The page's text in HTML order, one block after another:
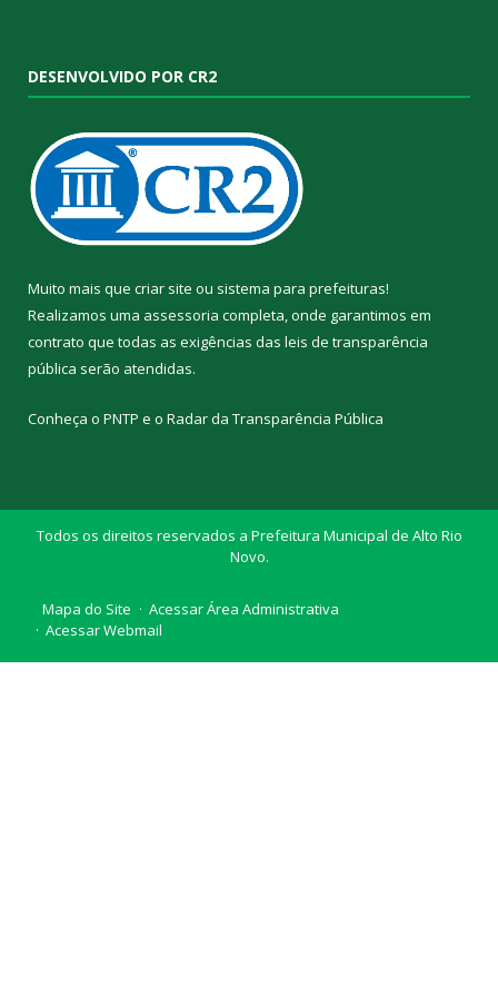
DESENVOLVIDO POR CR2
Muito mais que criar site ou sistema para prefeituras!
Realizamos uma assessoria completa, onde garantimos em
contrato que todas as exigências das leis de transparência
pública serão atendidas.
Conheça o PNTP e o Radar da Transparência Pública
Todos os direitos reservados a Prefeitura Municipal de Alto Rio
Novo.
Mapa do Site
Acessar Área Administrativa
Acessar Webmail